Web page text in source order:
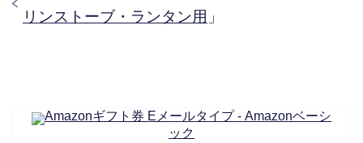
リンストーブ・ランタン用 」
Amazonギフト券 Eメールタイプ - Amazonベーシ
ック